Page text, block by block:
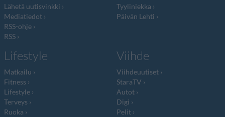
Lähetä uutisvinkki
Mediatiedot
RSS-ohje
RSS
Tyyliniekka
Päivän Lehti
Lifestyle
Matkailu
Fitness
Lifestyle
Terveys
Ruoka
Viihde
Viihdeuutiset
StaraTV
Autot
Digi
Pelit